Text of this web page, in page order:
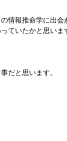
情報推命学に出
ていたかと思いま
だと思います。